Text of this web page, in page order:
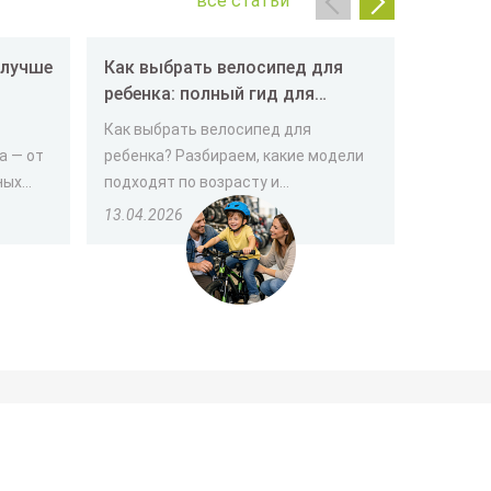
— от
Как выбрать велосипед для
ребенка: полный гид для
родителей
Как выбрать велосипед для
ребенка? Разбираем, какие модели
подходят по возрасту и...
13.04.2026